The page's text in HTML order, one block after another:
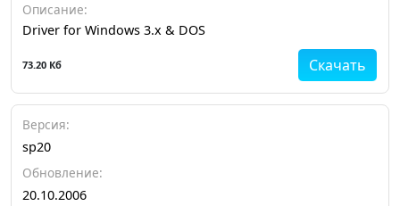
Описание:
Driver for Windows 3.x & DOS
Скачать
73.20 Кб
Версия:
sp20
Обновление:
20.10.2006